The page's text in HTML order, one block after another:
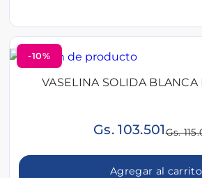
-10%
VASELINA SOLIDA BLANCA
Gs. 103.501Gs.
Agregar al carrito